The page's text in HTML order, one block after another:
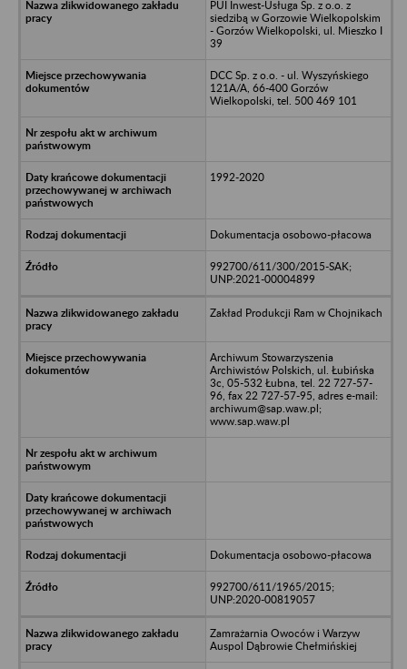
PUI Inwest-Usługa Sp. z o.o. z
siedzibą w Gorzowie Wielkopolskim
- Gorzów Wielkopolski, ul. Mieszko I
39
DCC Sp. z o.o. - ul. Wyszyńskiego
121A/A, 66-400 Gorzów
Wielkopolski, tel. 500 469 101
1992-2020
Dokumentacja osobowo-płacowa
992700/611/300/2015-SAK;
UNP:2021-00004899
Zakład Produkcji Ram w Chojnikach
Archiwum Stowarzyszenia
Archiwistów Polskich, ul. Łubińska
3c, 05-532 Łubna, tel. 22 727-57-
96, fax 22 727-57-95, adres e-mail:
archiwum@sap.waw.pl;
www.sap.waw.pl
Dokumentacja osobowo-płacowa
992700/611/1965/2015;
UNP:2020-00819057
Zamrażarnia Owoców i Warzyw
Auspol Dąbrowie Chełmińskiej